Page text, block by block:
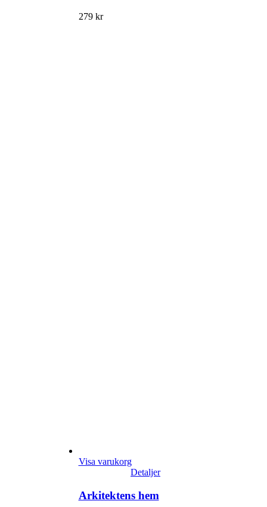
279 kr
Visa varukorg
Detaljer
Arkitektens hem